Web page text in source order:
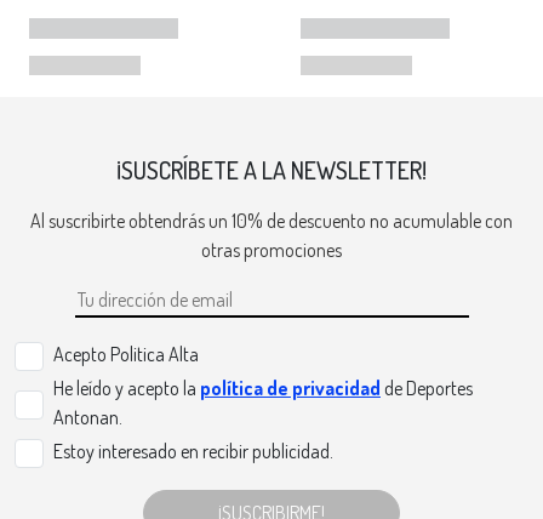
¡SUSCRÍBETE A LA NEWSLETTER!
Al suscribirte obtendrás un 10% de descuento no acumulable con
otras promociones
Acepto Politica Alta
He leído y acepto la política de privacidad de Deportes
Antonan.
Estoy interesado en recibir publicidad.
¡SUSCRIBIRME!